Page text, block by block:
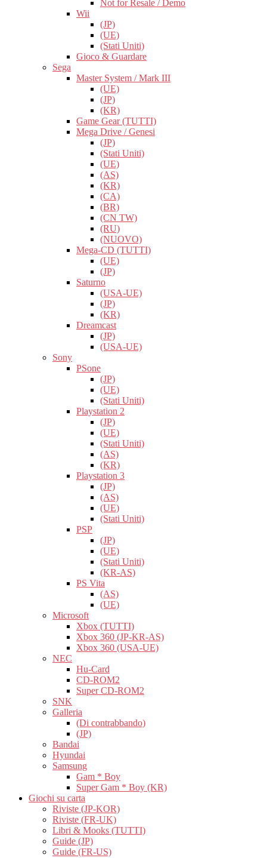
Not for Resale / Demo
Wii
(JP)
(UE)
(Stati Uniti)
Gioco & Guardare
Sega
Master System / Mark III
(UE)
(JP)
(KR)
Game Gear (TUTTI)
Mega Drive / Genesi
(JP)
(Stati Uniti)
(UE)
(AS)
(KR)
(CA)
(BR)
(CN TW)
(RU)
(NUOVO)
Mega-CD (TUTTI)
(UE)
(JP)
Saturno
(USA-UE)
(JP)
(KR)
Dreamcast
(JP)
(USA-UE)
Sony
PSone
(JP)
(UE)
(Stati Uniti)
Playstation 2
(JP)
(UE)
(Stati Uniti)
(AS)
(KR)
Playstation 3
(JP)
(AS)
(UE)
(Stati Uniti)
PSP
(JP)
(UE)
(Stati Uniti)
(KR-AS)
PS Vita
(AS)
(UE)
Microsoft
Xbox (TUTTI)
Xbox 360 (JP-KR-AS)
Xbox 360 (USA-UE)
NEC
Hu-Card
CD-ROM2
Super CD-ROM2
SNK
Galleria
(Di contrabbando)
(JP)
Bandai
Hyundai
Samsung
Gam * Boy
Super Gam * Boy (KR)
Giochi su carta
Riviste (JP-KOR)
Riviste (FR-UK)
Libri & Mooks (TUTTI)
Guide (JP)
Guide (FR-US)